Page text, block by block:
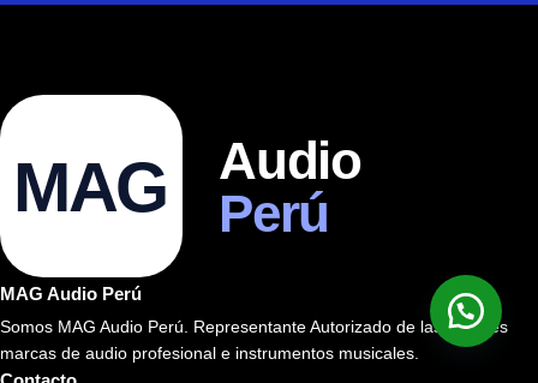
MAG
Audio
Perú
MAG Audio Perú
Somos MAG Audio Perú. Representante Autorizado de las mejores
marcas de audio profesional e instrumentos musicales.